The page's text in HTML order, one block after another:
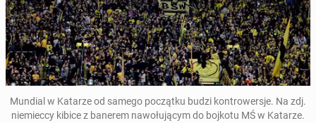
Mundial w Katarze od samego po­cząt­ku budzi kon­tro­wer­sje. Na zdj.
nie­miec­cy kibice z banerem na­wo­łu­ją­cym do bojkotu MŚ w Katarze.